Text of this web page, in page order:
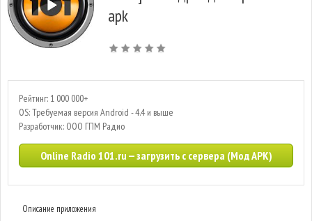
apk
Рейтинг: 1 000 000+
OS: Требуемая версия Android - 4.4 и выше
Разработчик: ООО ГПМ Радио
Online Radio 101.ru — загрузить с сервера (Мод APK)
Описание приложения